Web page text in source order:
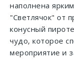
наполнена
"Светлячок" от
конусный
чудо, которое
мероприятие и